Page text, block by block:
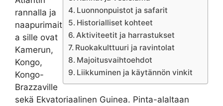
Luonnonpuistot ja safarit
Historialliset kohteet
Aktiviteetit ja harrastukset
Ruokakulttuuri ja ravintolat
Majoitusvaihtoehdot
Liikkuminen ja käytännön vinkit
rannalla ja
naapurimait
a sille ovat
Kamerun,
Kongo,
Kongo-
Brazzaville
sekä Ekvatoriaalinen Guinea. Pinta-alaltaan